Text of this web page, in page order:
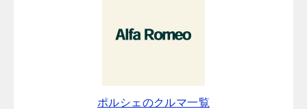
ポルシェのクルマ一覧